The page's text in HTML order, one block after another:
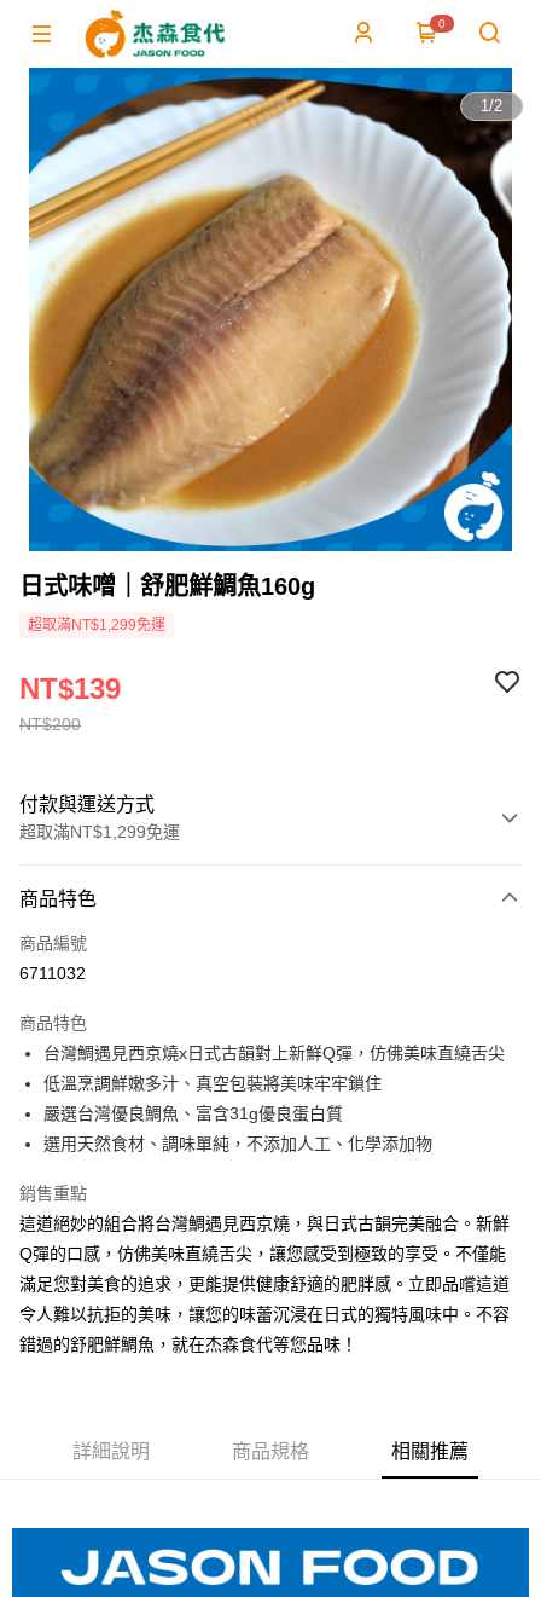
0
1/2
日式味噌｜舒肥鮮鯛魚160g
超取滿NT$1,299免運
NT$200
NT$139
付款與運送方式
超取滿NT$1,299免運
信用卡一次付款
信用卡分期付款
合作金庫商業銀行
華南商業銀行
彰化商業銀行
上海商業儲蓄銀行
台北富邦商業銀行
國泰世華商業銀行
兆豐國際商業銀行
臺灣中小企業銀行
台中商業銀行
聯邦商業銀行
元大商業銀行
永豐商業銀行
台新國際商業銀行
中國信託商業銀行
台灣樂天信用卡公司
超商取貨付款
LINE Pay
Apple Pay
悠遊付
全盈+PAY
大哥付你分期
相關說明
成交易。
3.實際核准額度、可分期數及費用金額請依後續交易確認頁面所載為準。
【繳款方式說明】
1.分期款項不併入電信帳單，「大哥付你分期」於每月結算日後寄送繳費提
【關於「AFTEE先享後付」】
AFTEE先享後付是「在收到商品之後才付款」的支付方式。 讓您購物簡單
２．便利：只要手機號碼，簡訊認證，即可結帳。
３．安心：先確認商品／服務後，再付款。
ATM付款
冷凍｜全家貨到付款
商品特色
商品編號
6711032
商品特色
台灣鯛遇見西京燒x日式古韻對上新鮮Q彈，仿佛美味直繞舌尖
低溫烹調鮮嫩多汁、真空包裝將美味牢牢鎖住
嚴選台灣優良鯛魚、富含31g優良蛋白質
選用天然食材、調味單純，不添加人工、化學添加物
銷售重點
這道絕妙的組合將台灣鯛遇見西京燒，與日式古韻完美融合。新鮮
Q彈的口感，仿佛美味直繞舌尖，讓您感受到極致的享受。不僅能
滿足您對美食的追求，更能提供健康舒適的肥胖感。立即品嚐這道
令人難以抗拒的美味，讓您的味蕾沉浸在日式的獨特風味中。不容
錯過的舒肥鮮鯛魚，就在杰森食代等您品味！
詳細說明 商品規格 相關推薦